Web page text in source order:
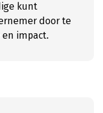
kunt
door te
impact.